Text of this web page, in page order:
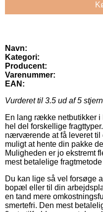
Navn:
Kategori:
Producent:
Varenummer:
EAN:
Vurderet til 3.5 ud af 5
En lang række netbutikker
hel del forskellige
nærværende at få leveret til
muligt at hente din pakke
Muligheden er jo ekstremt
mest betalelige
Du kan lige så vel forsøge
bopæl eller til din
en tand mere
smertefri. Den mest